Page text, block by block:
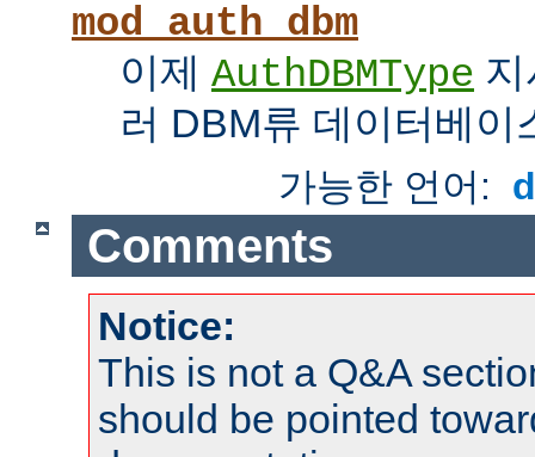
mod_auth_dbm
이제 AuthDBMType
러 DBM류 데이터베이
가능한 언어:
Comments
Notice:
This is not a Q&A
should be pointed